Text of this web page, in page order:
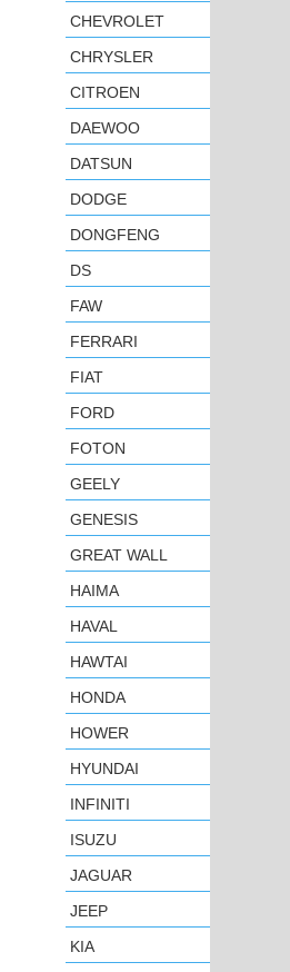
CHEVROLET
CHRYSLER
CITROEN
DAEWOO
DATSUN
DODGE
DONGFENG
DS
FAW
FERRARI
FIAT
FORD
FOTON
GEELY
GENESIS
GREAT WALL
HAIMA
HAVAL
HAWTAI
HONDA
HOWER
HYUNDAI
INFINITI
ISUZU
JAGUAR
JEEP
KIA